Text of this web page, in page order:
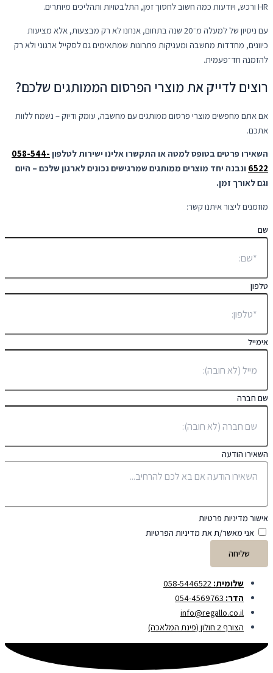
HR ורכש, ויודעות כמה חשוב לחסוך זמן, התלבטויות ותהליכים מיותרים.
עם ניסיון של למעלה מ־20 שנה בתחום, אנחנו לא רק מבצעות, אלא מציעות
כיוונים, מחדדות מחשבה ומעניקות פתרונות שמתאימים גם לסקייל ארגוני ולא רק
להזמנה חד־פעמית.
רוצים לדייק את מוצרי הפרסום הממותגים שלכם?
אם אתם מחפשים מוצרי פרסום ממותגים עם מחשבה, עומק ודיוק – נשמח ללוות
אתכם.
השאירו פרטים בטופס למטה או התקשרו אלינו ישירות לטלפון 058-544-
6522 ונבנה יחד מוצרים ממותגים שמרגישים נכונים לארגון שלכם – היום
וגם לאורך זמן.
מוזמנים ליצור איתנו קשר:
שם
טלפון
אימייל
שם חברה
השאירו הודעה
אישור מדיניות פרטיות
אני מאשר/ת את מדיניות הפרטיות
שליחה
שלומית: 058-5446522
הדר: 054-4569763
info@regallo.co.il
הצורף 2 חולון (פינת המלאכה)